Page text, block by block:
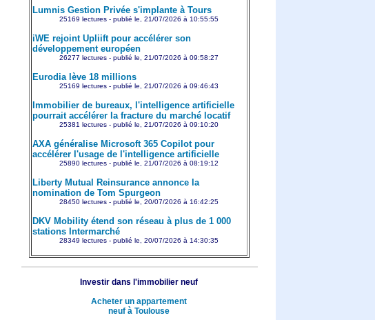
Lumnis Gestion Privée s'implante à Tours
25169 lectures - publié le, 21/07/2026 à 10:55:55
iWE rejoint Upliift pour accélérer son
développement européen
26277 lectures - publié le, 21/07/2026 à 09:58:27
Eurodia lève 18 millions
25169 lectures - publié le, 21/07/2026 à 09:46:43
Immobilier de bureaux, l'intelligence artificielle
pourrait accélérer la fracture du marché locatif
25381 lectures - publié le, 21/07/2026 à 09:10:20
AXA généralise Microsoft 365 Copilot pour
accélérer l'usage de l'intelligence artificielle
25890 lectures - publié le, 21/07/2026 à 08:19:12
Liberty Mutual Reinsurance annonce la
nomination de Tom Spurgeon
28450 lectures - publié le, 20/07/2026 à 16:42:25
DKV Mobility étend son réseau à plus de 1 000
stations Intermarché
28349 lectures - publié le, 20/07/2026 à 14:30:35
Investir dans l'immobilier neuf
Acheter un appartement
neuf à Toulouse